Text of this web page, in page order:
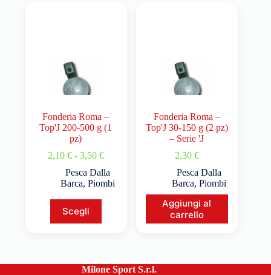
Fonderia Roma –
Top'J 200-500 g (1
pz)
2,10 € - 3,50 €
Pesca Dalla
Barca,Piombi
Scegli
Fonderia Roma –
Top'J 30-150 g (2 pz)
– Serie 'J
2,30 €
Pesca Dalla
Barca, Piombi
Aggiungi al
carrello
Milone Sport S.r.l.